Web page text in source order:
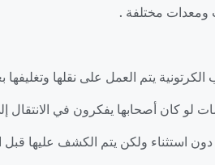
ومعدات مختلفة .
يتم العمل على نقلها وتغليفها
لو كان أصحابها يفكرون في الانتقال
استثناء ولكن يتم الكشف عليها قبل